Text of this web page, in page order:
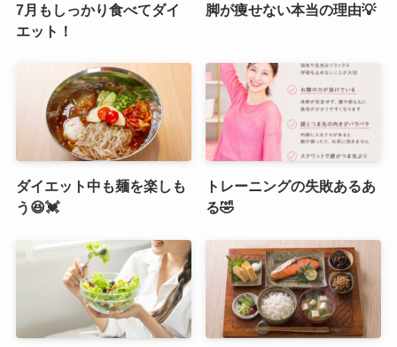
7月もしっかり食べてダイ
エット！
脚が痩せない本当の理由💡
ダイエット中も麺を楽しも
う😆💓
トレーニングの失敗あるあ
る🤣